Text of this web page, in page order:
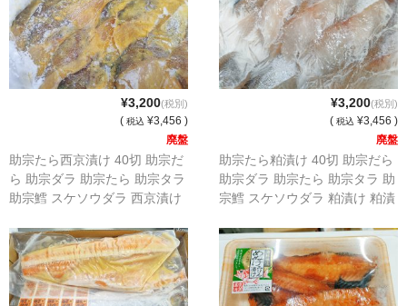
¥3,200(税別)
( 税込 ¥3,456 )
廃盤
助宗たら西京漬け 40切 助宗だ
ら 助宗ダラ 助宗たら 助宗タラ
助宗鱈 スケソウダラ 西京漬け
魚
¥3,200(税別)
( 税込 ¥3,456 )
廃盤
助宗たら粕漬け 40切 助宗だら
助宗ダラ 助宗たら 助宗タラ 助
宗鱈 スケソウダラ 粕漬け 粕漬